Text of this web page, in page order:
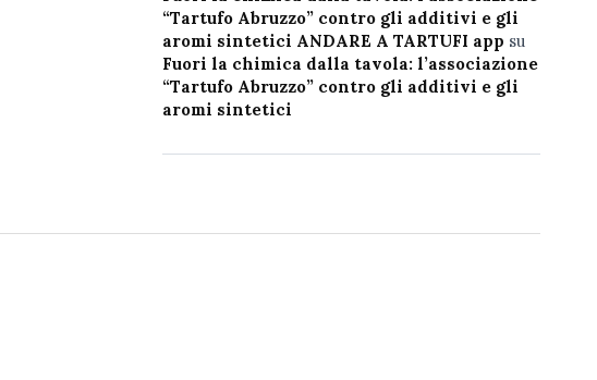
“Tartufo Abruzzo” contro gli additivi e gli
aromi sintetici ANDARE A TARTUFI app su
Fuori la chimica dalla tavola: l’associazione
“Tartufo Abruzzo” contro gli additivi e gli
aromi sintetici